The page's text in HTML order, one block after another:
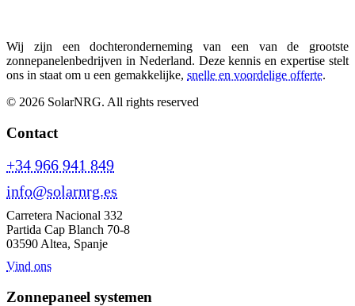
Wij zijn een dochteronderneming van een van de grootste
zonnepanelenbedrijven in Nederland. Deze kennis en expertise stelt
ons in staat om u een gemakkelijke, snelle en voordelige offerte.
© 2026 SolarNRG. All rights reserved
Contact
+34 966 941 849
info@solarnrg.es
Carretera Nacional 332
Partida Cap Blanch 70-8
03590 Altea, Spanje
Vind ons
Zonnepaneel systemen